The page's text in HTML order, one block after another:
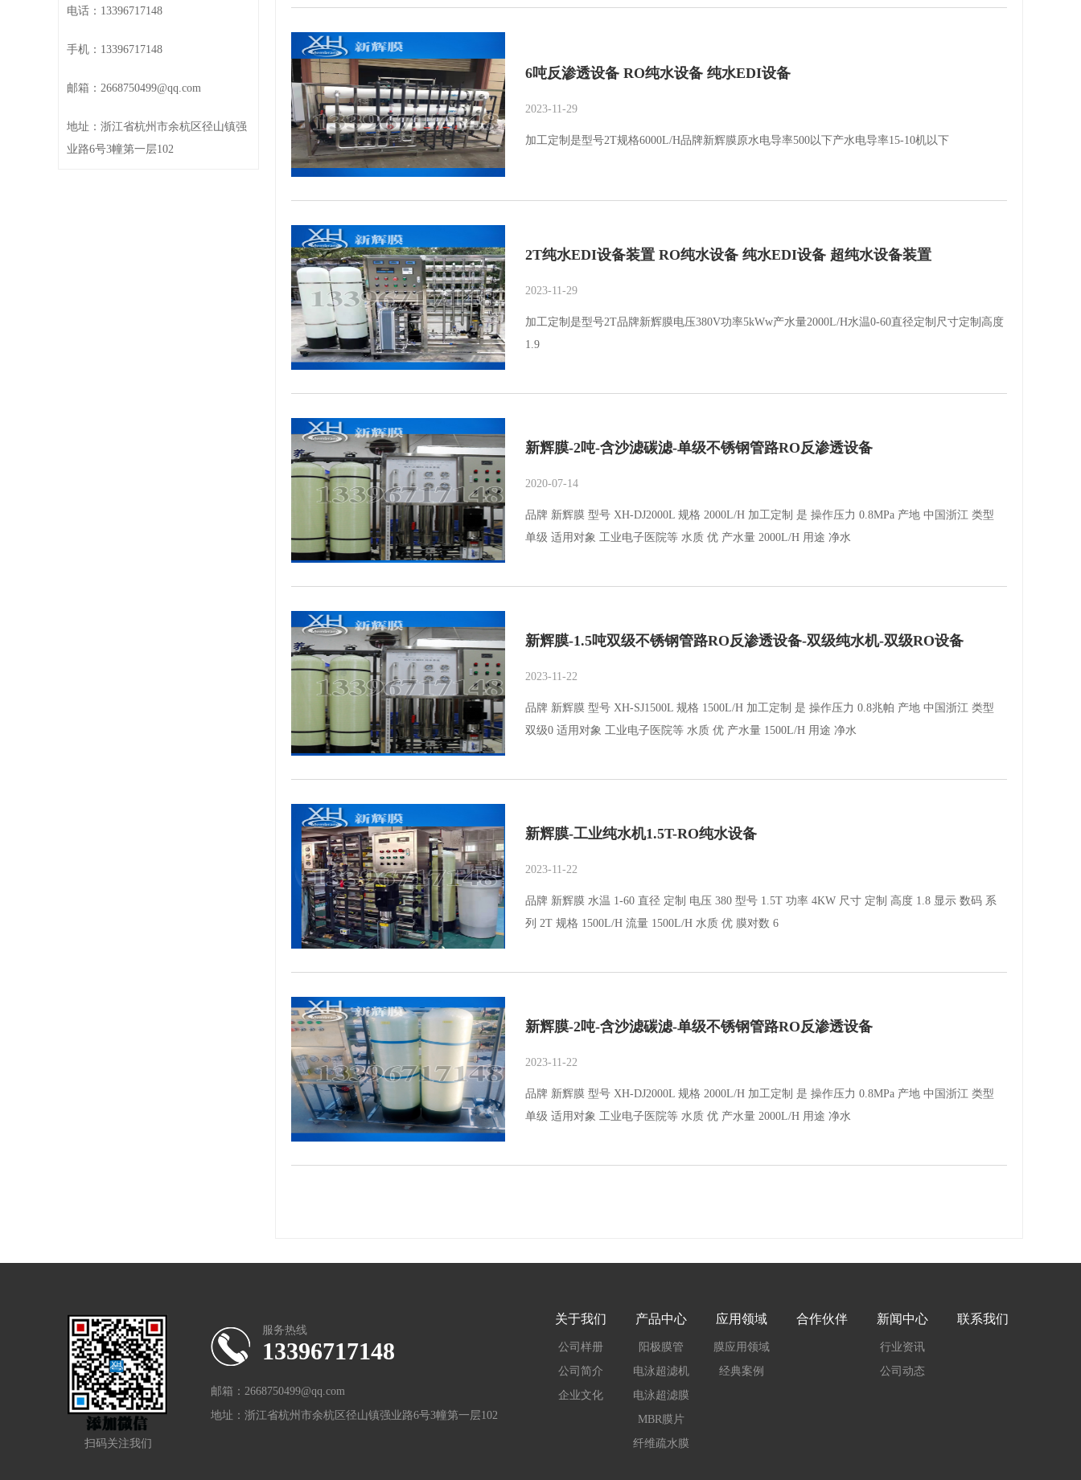
电话：13396717148
手机：13396717148
邮箱：2668750499@qq.com
地址：浙江省杭州市余杭区径山镇强
业路6号3幢第一层102
6吨反渗透设备 RO纯水设备 纯水EDI设备
2023-11-29
加工定制是型号2T规格6000L/H品牌新辉膜原水电导率500以下产水电导率15-10机以下
2T纯水EDI设备装置 RO纯水设备 纯水EDI设备 超纯水设备装置
2023-11-29
加工定制是型号2T品牌新辉膜电压380V功率5kWw产水量2000L/H水温0-60直径定制尺寸定制高度
1.9
新辉膜-2吨-含沙滤碳滤-单级不锈钢管路RO反渗透设备
2020-07-14
品牌 新辉膜 型号 XH-DJ2000L 规格 2000L/H 加工定制 是 操作压力 0.8MPa 产地 中国浙江 类型
单级 适用对象 工业电子医院等 水质 优 产水量 2000L/H 用途 净水
新辉膜-1.5吨双级不锈钢管路RO反渗透设备-双级纯水机-双级RO设备
2023-11-22
品牌 新辉膜 型号 XH-SJ1500L 规格 1500L/H 加工定制 是 操作压力 0.8兆帕 产地 中国浙江 类型
双级0 适用对象 工业电子医院等 水质 优 产水量 1500L/H 用途 净水
新辉膜-工业纯水机1.5T-RO纯水设备
2023-11-22
品牌 新辉膜 水温 1-60 直径 定制 电压 380 型号 1.5T 功率 4KW 尺寸 定制 高度 1.8 显示 数码 系
列 2T 规格 1500L/H 流量 1500L/H 水质 优 膜对数 6
新辉膜-2吨-含沙滤碳滤-单级不锈钢管路RO反渗透设备
2023-11-22
品牌 新辉膜 型号 XH-DJ2000L 规格 2000L/H 加工定制 是 操作压力 0.8MPa 产地 中国浙江 类型
单级 适用对象 工业电子医院等 水质 优 产水量 2000L/H 用途 净水
扫码关注我们
服务热线
13396717148
邮箱：2668750499@qq.com
地址：浙江省杭州市余杭区径山镇强业路6号3幢第一层102
关于我们
公司样册
公司简介
企业文化
产品中心
阳极膜管
电泳超滤机
电泳超滤膜
MBR膜片
纤维疏水膜
应用领域
膜应用领域
经典案例
合作伙伴 新闻中心
行业资讯
公司动态
联系我们